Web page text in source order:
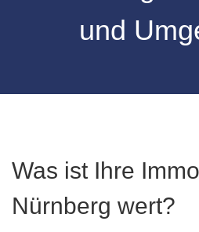
und
Was ist Ihre
Nürnberg wert?